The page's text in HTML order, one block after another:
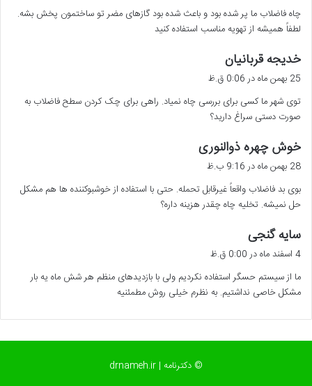
:
چاه فاضلاب ما پر شده بود و باعث شده بود گازهای مضر تو ساختمون پخش بشه.
لطفاً همیشه از تهویه مناسب استفاده کنید
خدیجه قربانیان
ف
ت
:
25 بهمن ماه در 0:06 ق.ظ
توی شهر ما کسی برای بررسی چاه نمیاد. راهی برای چک کردن سطح فاضلاب به
صورت دستی سراغ دارید؟
خوش چهره ذوالنوری
:
28 بهمن ماه در 9:16 ب.ظ
بوی بد فاضلاب واقعاً غیرقابل تحمله. حتی با استفاده از خوشبوکننده ها هم مشکل
حل نمیشه. تخلیه چاه چقدر هزینه داره؟
سایه گنجی
ف
:
4 اسفند ماه در 0:00 ق.ظ
ما از سیستم حسگر استفاده نکردیم ولی با بازدیدهای منظم هر شش ماه یه بار
مشکل خاصی نداشتیم. به نظرم خیلی روش مطمئنیه
© دکترنامه | drnameh.ir